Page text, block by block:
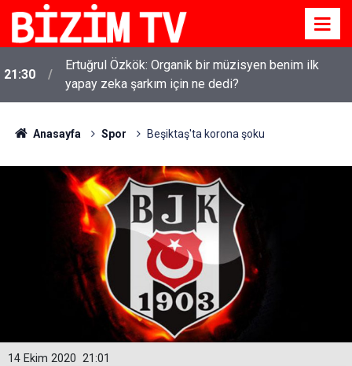
21:30
Ertuğrul Özkök: Organik bir müzisyen benim ilk
yapay zeka şarkım için ne dedi?
Anasayfa Spor Beşiktaş'ta korona şoku
21:01
14 Ekim 2020